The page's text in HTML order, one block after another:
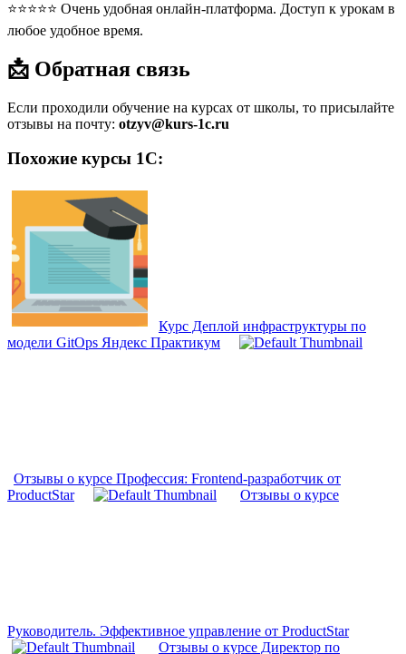
⭐⭐⭐⭐⭐ Очень удобная онлайн-платформа. Доступ к урокам в
любое удобное время.
📩 Обратная связь
Если проходили обучение на курсах от школы, то присылайте
отзывы на почту: otzyv@kurs-1c.ru
Похожие курсы 1С:
Курс Деплой инфраструктуры по
модели GitOps Яндекс Практикум
Отзывы о курсе Профессия: Frontend-разработчик от
ProductStar
Отзывы о курсе
Руководитель. Эффективное управление от ProductStar
Отзывы о курсе Директор по